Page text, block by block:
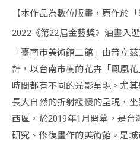
【本作品為數位版畫，原作於「
2022《第22屆金藝獎》油畫入選
「臺南市美術館二館」由普立
計，以台南市樹的花卉「鳳凰
時間都有不同的光影呈現。尤
長大自然的折射緩慢的呈現，
西區，於2019年1月開幕，是台
研究、修復畫作的美術館。是